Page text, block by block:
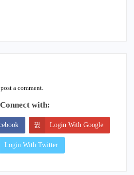
a comment.
Connect with:
Login With Google
Login With Twitter